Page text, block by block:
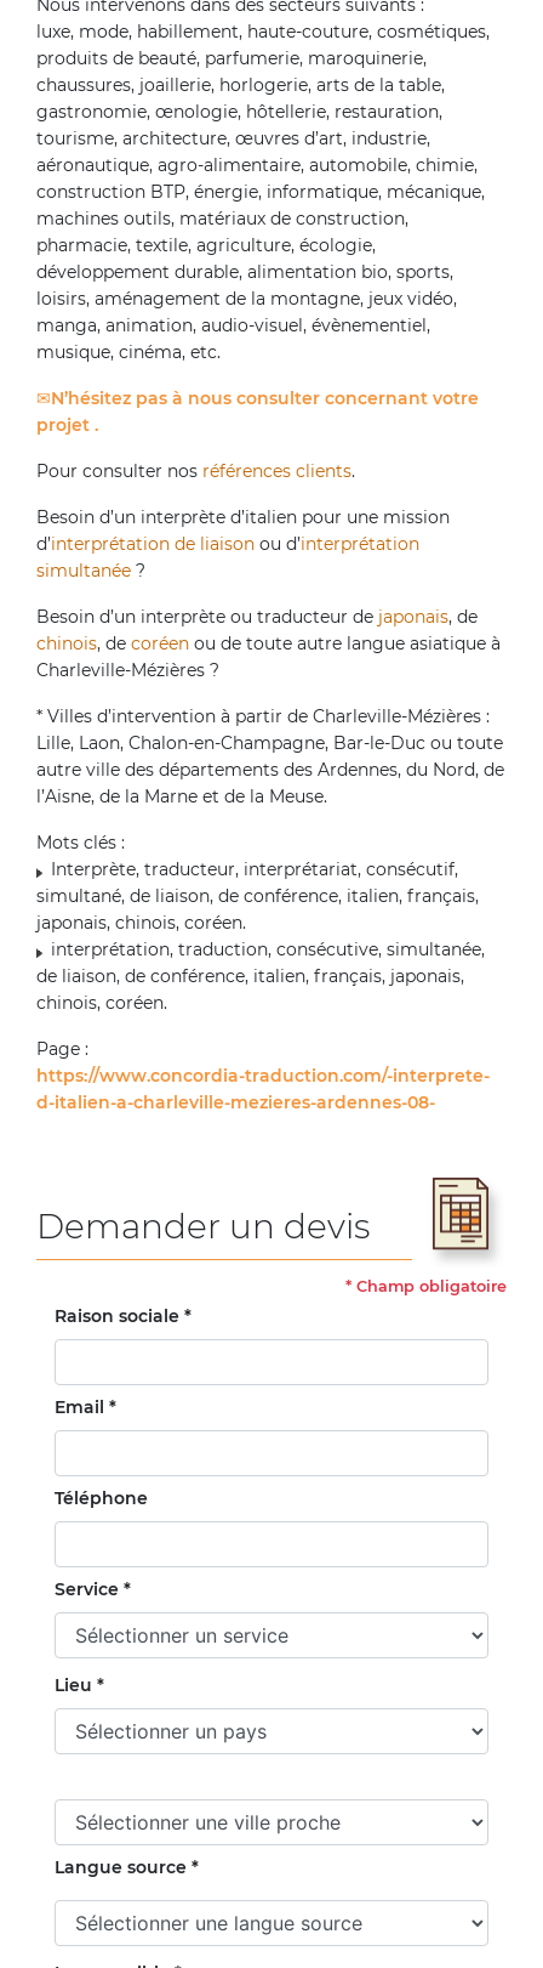
Nous intervenons dans des secteurs suivants :
luxe, mode, habillement, haute-couture, cosmétiques,
produits de beauté, parfumerie, maroquinerie,
chaussures, joaillerie, horlogerie, arts de la table,
gastronomie, œnologie, hôtellerie, restauration,
tourisme, architecture, œuvres d’art, industrie,
aéronautique, agro-alimentaire, automobile, chimie,
construction BTP, énergie, informatique, mécanique,
machines outils, matériaux de construction,
pharmacie, textile, agriculture, écologie,
développement durable, alimentation bio, sports,
loisirs, aménagement de la montagne, jeux vidéo,
manga, animation, audio-visuel, évènementiel,
musique, cinéma, etc.
N’hésitez pas à nous consulter concernant votre
projet .
Pour consulter nos références clients.
Besoin d’un interprète d’italien pour une mission
d’interprétation de liaison ou d’interprétation
simultanée ?
Besoin d’un interprète ou traducteur de japonais, de
chinois, de coréen ou de toute autre langue asiatique à
Charleville-Mézières ?
* Villes d’intervention à partir de Charleville-Mézières :
Lille, Laon, Chalon-en-Champagne, Bar-le-Duc ou toute
autre ville des départements des Ardennes, du Nord, de
l’Aisne, de la Marne et de la Meuse.
Mots clés :
Interprète, traducteur, interprétariat, consécutif,
simultané, de liaison, de conférence, italien, français,
japonais, chinois, coréen.
interprétation, traduction, consécutive, simultanée,
de liaison, de conférence, italien, français, japonais,
chinois, coréen.
Page :
https://www.concordia-traduction.com/-interprete-
d-italien-a-charleville-mezieres-ardennes-08-
Demander un devis
* Champ obligatoire
Raison sociale *
Email *
Téléphone
Service *
Lieu *
Langue source *